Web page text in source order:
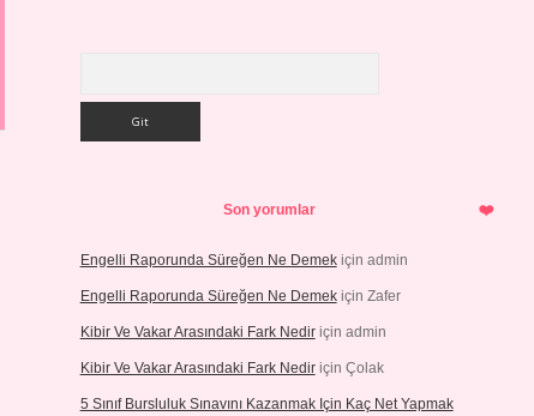
Son yorumlar
Engelli Raporunda Süreğen Ne Demekiçin admin
Engelli Raporunda Süreğen Ne Demekiçin Zafer
Kibir Ve Vakar Arasındaki Fark Nediriçin admin
Kibir Ve Vakar Arasındaki Fark Nediriçin Çolak
5 Sınıf Bursluluk Sınavını Kazanmak Için Kaç Net Yapmak